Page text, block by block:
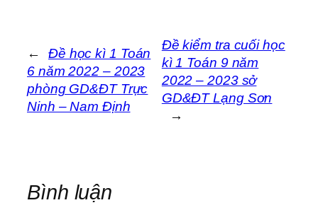
←
Đề học kì 1 Toán
6 năm 2022 – 2023
phòng GD&ĐT Trực
Ninh – Nam Định
Đề kiểm tra cuối học
kì 1 Toán 9 năm
2022 – 2023 sở
GD&ĐT Lạng Sơn
→
Bình luận